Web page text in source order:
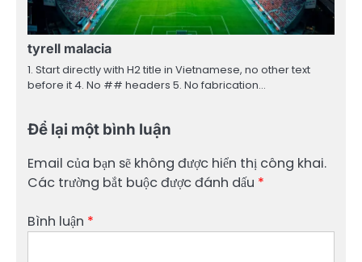
tyrell malacia
1. Start directly with H2 title in Vietnamese, no other text
before it 4. No ## headers 5. No fabrication…
Để lại một bình luận
Email của bạn sẽ không được hiển thị công khai.
Các trường bắt buộc được đánh dấu *
Bình luận *